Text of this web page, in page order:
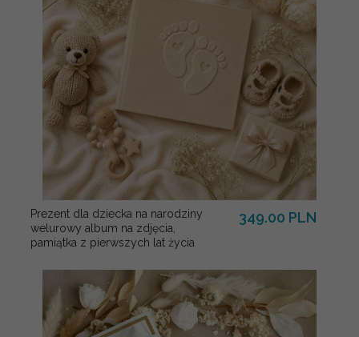
Prezent dla dziecka na narodziny
welurowy album na zdjęcia,
pamiątka z pierwszych lat życia
349.00 PLN